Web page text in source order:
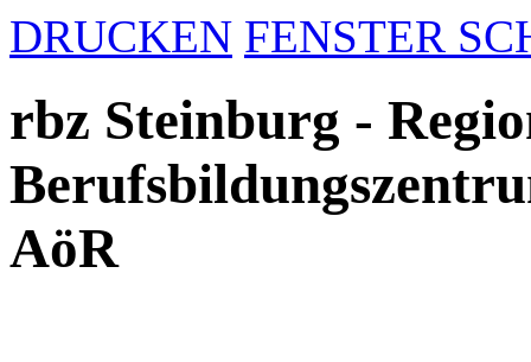
DRUCKEN FENSTER
rbz Steinburg -
AöR